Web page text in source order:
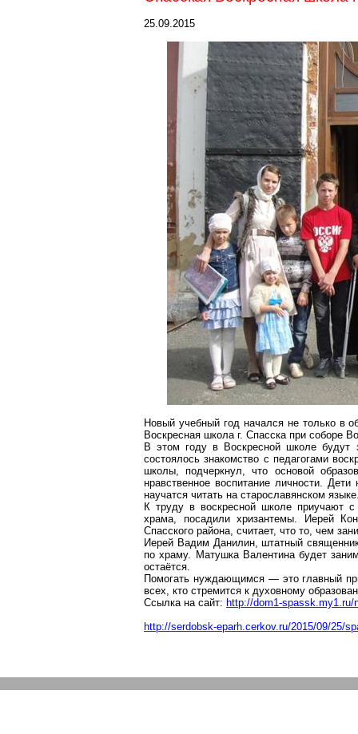
25.09.2015
Новый учебный год начался не только в
Воскресная школа г. Спасска при соборе
В этом году в Воскресной школе будут
состоялось знакомство с педагогами
школы, подчеркнул, что основой
нравственное воспитание личности.
научатся читать на старославянском
К труду в воскресной школе приучают
храма, посадили хризантемы. Иерей
Спасского района, считает, что то, чем
Иерей Вадим Данилин, штатный
по храму. Матушка Валентина будет
остаётся.
Помогать нуждающимся— это главный
всех, кто стремится к духовному
Ссылка на сайт: http://dom1-spassk.my1.ru/
http://serdobsk-eparh.cerkov.ru/2015/09/25/